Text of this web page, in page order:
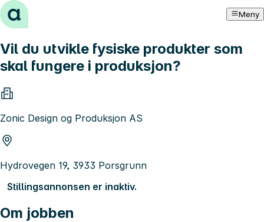
Hopp til innhold Meny
Vil du utvikle fysiske produkter som
skal fungere i produksjon?
Zonic Design og Produksjon AS
Hydrovegen 19, 3933 Porsgrunn
Stillingsannonsen er inaktiv.
Om jobben